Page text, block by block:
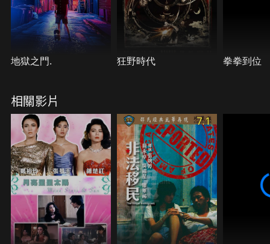
地獄之門. 狂野時代 拳拳到位
相關影片
7.1